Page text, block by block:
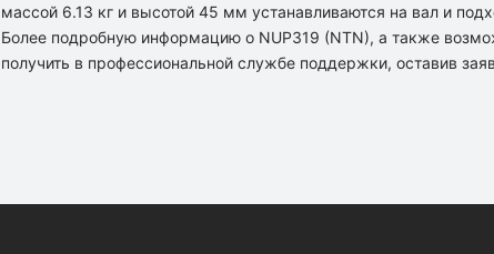
массой 6.13 кг и высотой 45 мм устанавливаются на вал и
Более подробную информацию о NUP319 (NTN), а также
получить в профессиональной службе поддержки, оставив